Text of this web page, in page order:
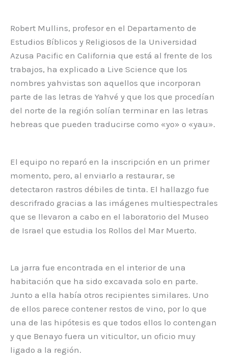
Robert Mullins, profesor en el Departamento de
Estudios Bíblicos y Religiosos de la Universidad
Azusa Pacific en California que está al frente de los
trabajos, ha explicado a Live Science que los
nombres yahvistas son aquellos que incorporan
parte de las letras de Yahvé y que los que procedían
del norte de la región solían terminar en las letras
hebreas que pueden traducirse como «yo» o «yau».
El equipo no reparó en la inscripción en un primer
momento, pero, al enviarlo a restaurar, se
detectaron rastros débiles de tinta. El hallazgo fue
descrifrado gracias a las imágenes multiespectrales
que se llevaron a cabo en el laboratorio del Museo
de Israel que estudia los Rollos del Mar Muerto.
La jarra fue encontrada en el interior de una
habitación que ha sido excavada solo en parte.
Junto a ella había otros recipientes similares. Uno
de ellos parece contener restos de vino, por lo que
una de las hipótesis es que todos ellos lo contengan
y que Benayo fuera un viticultor, un oficio muy
ligado a la región.